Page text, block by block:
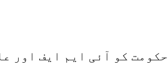
کو آئی ایم ایف اور